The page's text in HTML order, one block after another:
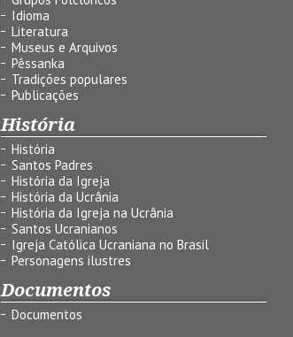
Idioma
Literatura
Museus e Arquivos
Pêssanka
Tradições populares
Publicações
História
História
Santos Padres
História da Igreja
História da Ucrânia
História da Igreja na Ucrânia
Santos Ucranianos
Igreja Católica Ucraniana no Brasil
Personagens ilustres
Documentos
Documentos